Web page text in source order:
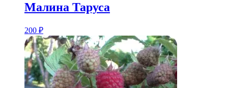
Малина Таруса
200 ₽